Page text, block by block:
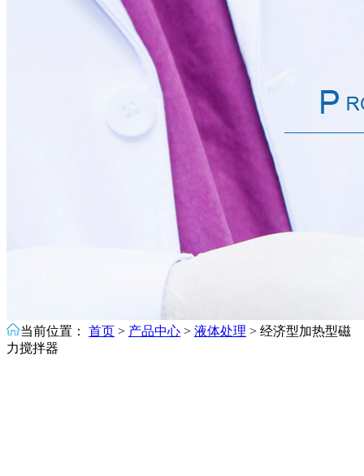
当前位置： 首页 > 产品中心 > 液体处理 > 经济型加热型磁
力搅拌器